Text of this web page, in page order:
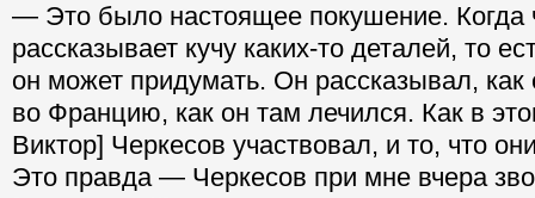
— Это было настоящее покушение. Когда
рассказывает кучу каких-то деталей, то
он может придумать. Он рассказывал, как
во Францию, как он там лечился. Как в
Виктор] Черкесов участвовал, и то, что
Это правда — Черкесов при мне вчера